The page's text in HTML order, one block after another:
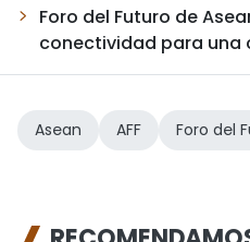
Foro del Futuro de
conectividad para una
Asean AFF Foro del